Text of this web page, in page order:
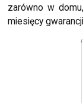
zarówno w
miesięcy